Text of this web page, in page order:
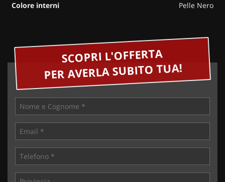
Colore interni
Pelle Nero
SCOPRI L'OFFERTA
PER AVERLA SUBITO TUA!